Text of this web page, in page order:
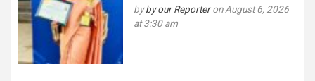
byby our Reporteron August 6, 2026
at 3:30 am